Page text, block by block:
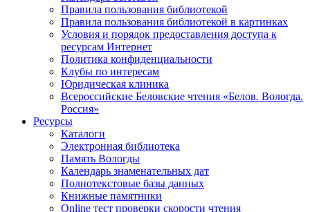
Правила пользования библиотекой
Правила пользования библиотекой в картинках
Условия и порядок предоставления доступа к
ресурсам Интернет
Политика конфиденциальности
Клубы по интересам
Юридическая клиника
Всероссийские Беловские чтения «Белов. Вологда.
Россия»
Ресурсы
Каталоги
Электронная библиотека
Память Вологды
Календарь знаменательных дат
Полнотекстовые базы данных
Книжные памятники
Online тест проверки скорости чтения